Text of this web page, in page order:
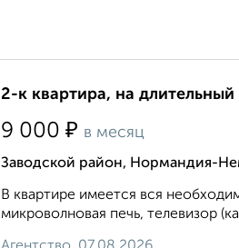
2-к квартира, на
9 000 ₽ в месяц
Заводской район, Нормандия-
В квартире имеется вся
микроволновая печь, телевизор